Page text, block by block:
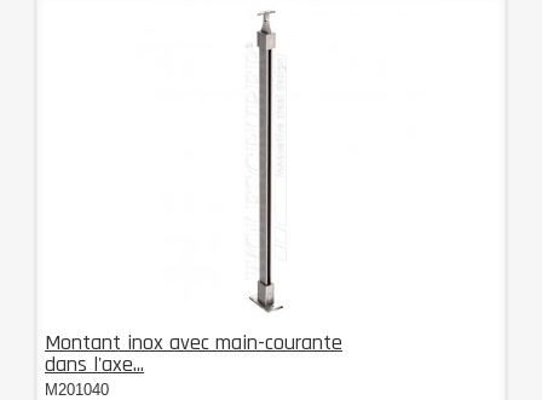
Montant inox avec main-courante
dans l'axe...
M201040